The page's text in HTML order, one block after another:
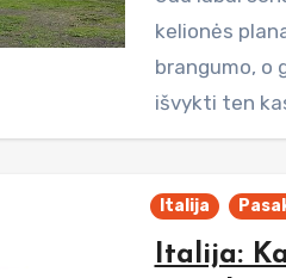
kelionės
brangumo, o
išvykti ten
Italija
Italija: